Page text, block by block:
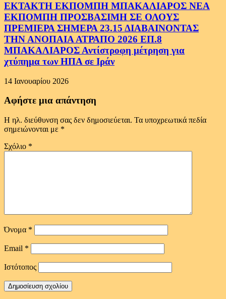
ΕΚΤΑΚΤΗ ΕΚΠΟΜΠΗ ΜΠΑΚΑΛΙΑΡΟΣ ΝΕΑ
ΕΚΠΟΜΠΗ ΠΡΟΣΒΑΣΙΜΗ ΣΕ ΟΛΟΥΣ
ΠΡΕΜΙΕΡΑ ΣΗΜΕΡΑ 23.15 ΔΙΑΒΑΙΝΟΝΤΑΣ
ΤΗΝ ΑΝΟΠΑΙΑ ΑΤΡΑΠΟ 2026 ΕΠ.8
ΜΠΑΚΑΛΙΑΡΟΣ Αντίστροφη μέτρηση για
χτύπημα των ΗΠΑ σε Ιράν
14 Ιανουαρίου 2026
Αφήστε μια απάντηση
Η ηλ. διεύθυνση σας δεν δημοσιεύεται. Τα υποχρεωτικά πεδία
σημειώνονται με *
Σχόλιο *
Όνομα *
Email *
Ιστότοπος